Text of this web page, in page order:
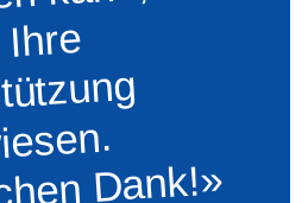
Dank!»